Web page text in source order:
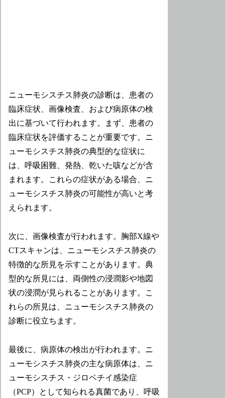
ニューモシスチス肺炎の診断は、患者の
臨床症状、画像検査、および病原体の検
出に基づいて行われます。まず、患者の
臨床症状を評価することが重要です。ニ
ューモシスチス肺炎の典型的な症状に
は、呼吸困難、発熱、乾いた咳などが含
まれます。これらの症状がある場合、ニ
ューモシスチス肺炎の可能性が高いと考
えられます。
次に、画像検査が行われます。胸部X線や
CTスキャンは、ニューモシスチス肺炎の
特徴的な所見を示すことがあります。典
型的な所見には、両側性の浸潤影や地図
状の浸潤が見られることがあります。こ
れらの所見は、ニューモシスチス肺炎の
診断に役立ちます。
最後に、病原体の検出が行われます。ニ
ューモシスチス肺炎の主な病原体は、ニ
ューモシスチス・ジロベチイ感染症
（PCP）として知られる真菌であり、呼吸